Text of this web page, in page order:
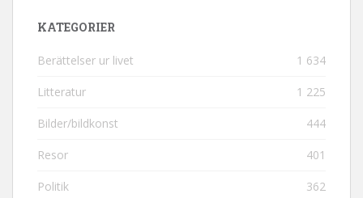
KATEGORIER
Berättelser ur livet 1 634
Litteratur 1 225
Bilder/bildkonst 444
Resor 401
Politik 362